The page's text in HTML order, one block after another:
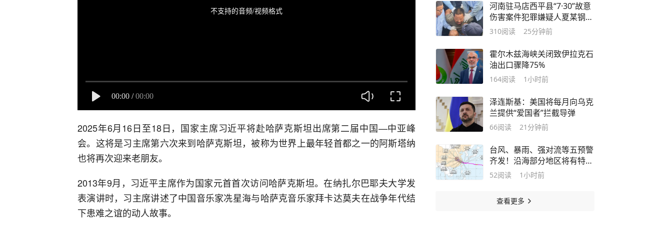
不支持的音频/视频格式
00:00 / 00:00
2025年6月16日至18日，国家主席习近平将赴哈萨克斯坦出席第二届中国—中亚峰
会。这将是习主席第六次来到哈萨克斯坦，被称为世界上最年轻首都之一的阿斯塔纳
也将再次迎来老朋友。
2013年9月，习近平主席作为国家元首首次访问哈萨克斯坦。在纳扎尔巴耶夫大学发
表演讲时，习主席讲述了中国音乐家冼星海与哈萨克音乐家拜卡达莫夫在战争年代结
下患难之谊的动人故事。
河南驻马店西平县“7·30”故意
伤害案件犯罪嫌疑人夏某钢被
抓获
310阅读 25分钟前
霍尔木兹海峡关闭致伊拉克石
油出口骤降75%
164阅读 1小时前
泽连斯基：美国将每月向乌克
兰提供“爱国者”拦截导弹
66阅读 21分钟前
台风、暴雨、强对流等五预警
齐发！沿海部分地区将有特大
暴雨
52阅读 1小时前
查看更多